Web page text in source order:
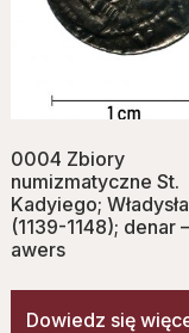
0004 Zbiory
numizmatyczne St.
Kadyiego;
(1139-1148); denar –
awers
Dowiedz się